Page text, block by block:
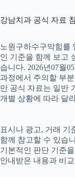
강남치과 공식 자료
노원구하수구막힘를
인 기준을 함께 보고
습니다. 2026년07월
과정에서 주의할 부
만 공식 자료는 일반
개별 상황에 따라 달
표시나 광고, 거래 기
함께 참고할 수 있습
기본적인 판단 기준
안내받은 내용과 비